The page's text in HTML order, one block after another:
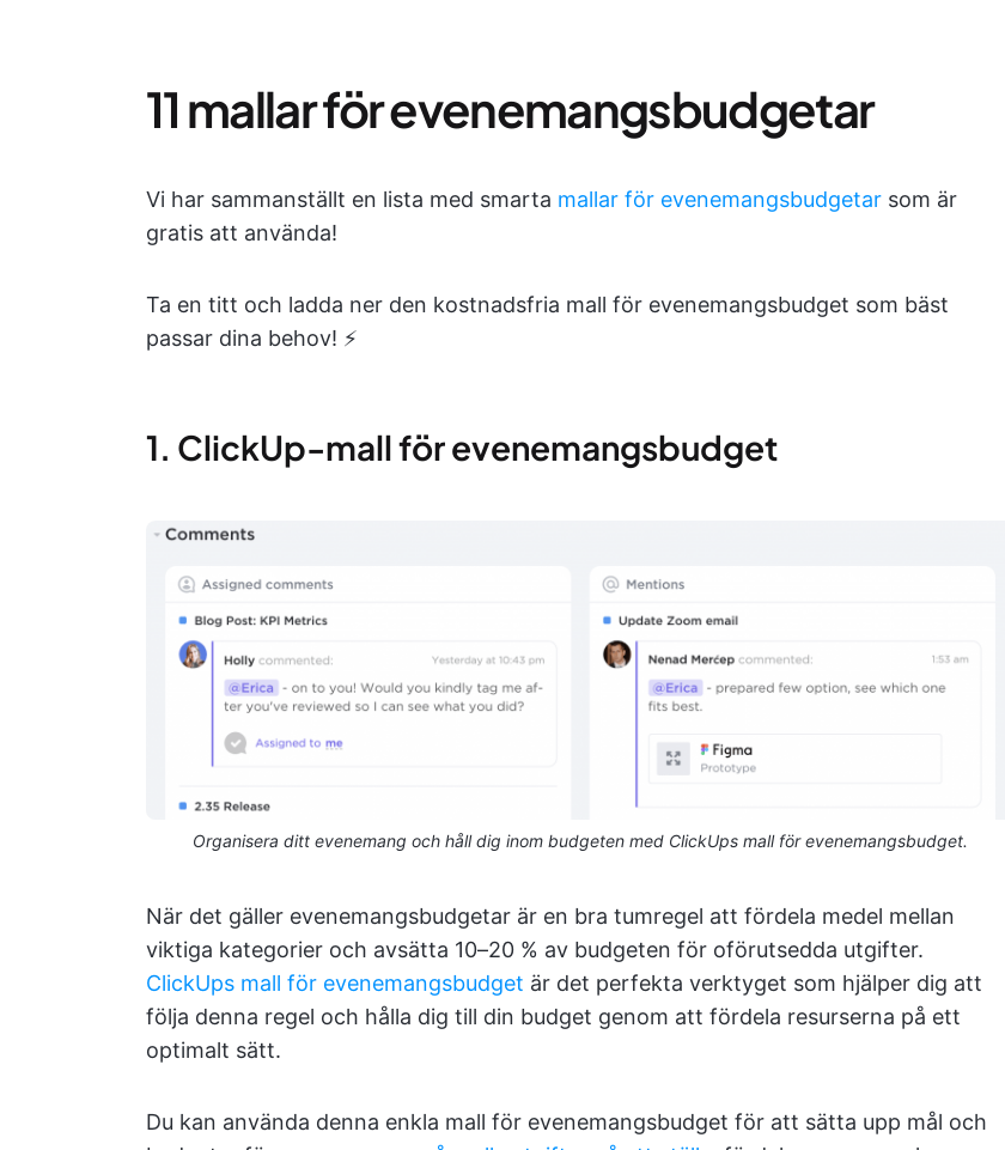
11 mallar för evenemangsbudgetar
Vi har sammanställt en lista med smarta mallar för evenemangsbudgetar som är
gratis att använda!
Ta en titt och ladda ner den kostnadsfria mall för evenemangsbudget som bäst
passar dina behov! ⚡
1. ClickUp-mall för evenemangsbudget
Organisera ditt evenemang och håll dig inom budgeten med ClickUps mall för evenemangsbudget.
När det gäller evenemangsbudgetar är en bra tumregel att fördela medel mellan
viktiga kategorier och avsätta 10–20 % av budgeten för oförutsedda utgifter.
ClickUps mall för evenemangsbudget är det perfekta verktyget som hjälper dig att
följa denna regel och hålla dig till din budget genom att fördela resurserna på ett
optimalt sätt.
Du kan använda denna enkla mall för evenemangsbudget för att sätta upp mål och